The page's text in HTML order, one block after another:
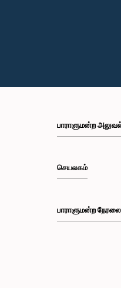
பாராளுமன்ற
செயலகம்
பாராளுமன்ற நேரலை